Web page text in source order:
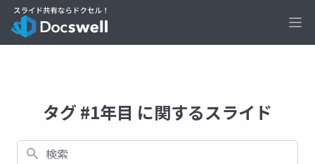
タグ #1年目 に関するスライド
検索